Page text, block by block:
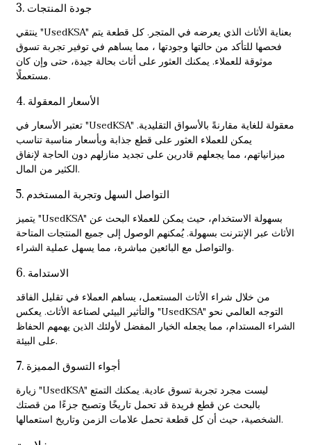
3. جودة المنتجات
ينتقي "UsedKSA" بعناية الأثاث الذي يعرضه في المتجر. كل قطعة يتم
فحصها للتأكد من حالتها وجودتها ، مما يساهم في توفير تجربة تسوق
موثوقة للعملاء. يمكنك العثور على أثاث بحالة جيدة، حتى وإن كان
مستعملًا.
4. الأسعار المعقولة
تعتبر الأسعار في "UsedKSA" معقولة للغاية مقارنةً بالأسواق التقليدية.
يمكن للعملاء العثور على قطع جذابة وبأسعار مناسبة تناسب
ميزانياتهم، مما يجعلهم قادرين على تجديد منازلهم دون الحاجة لإنفاق
الكثير من المال.
5. التواصل السهل وتجربة المستخدم
يتميز "UsedKSA" بسهولة الاستخدام، حيث يمكن للعملاء البحث عن
الأثاث عبر الإنترنت بسهولة. يُمكنهم الوصول إلى جميع المنتجات المتاحة
والتواصل مع البائعين مباشرة، مما يسهل عملية الشراء.
6. الاستدامة
من خلال شراء الأثاث المستعمل، يساهم العملاء في تقليل الفاقد
والتأثير البيئي لصناعة الأثاث. يعكس "UsedKSA" التوجه العالمي نحو
الشراء المستدام، مما يجعله الخيار المفضل لأولئك الذين يهمهم الحفاظ
على البيئة.
7. أجواء التسوق المميزة
زيارة "UsedKSA" ليست مجرد تجربة تسوق عادية. يمكنك التمتع
بالبحث عن قطع فريدة قد تحمل تاريخًا وتصبح جزءًا من قصتك
الشخصية، حيث أن كل قطعة تحمل علامات الزمن وتاريخ استعمالها.